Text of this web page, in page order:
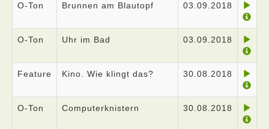
O-Ton Brunnen am Blautopf 03.09.2018
O-Ton Uhr im Bad 03.09.2018
Feature Kino. Wie klingt das? 30.08.2018
O-Ton Computerknistern 30.08.2018